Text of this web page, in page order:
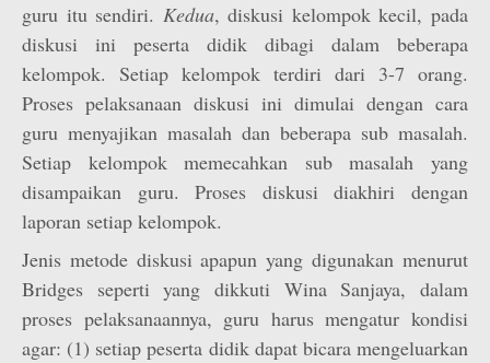
guru itu sendiri. Kedua, diskusi kelompok kecil, pada
diskusi ini peserta didik dibagi dalam beberapa
kelompok. Setiap kelompok terdiri dari 3-7 orang.
Proses pelaksanaan diskusi ini dimulai dengan cara
guru menyajikan masalah dan beberapa sub masalah.
Setiap kelompok memecahkan sub masalah yang
disampaikan guru. Proses diskusi diakhiri dengan
laporan setiap kelompok.
Jenis metode diskusi apapun yang digunakan menurut
Bridges seperti yang dikkuti Wina Sanjaya, dalam
proses pelaksanaannya, guru harus mengatur kondisi
agar: (1) setiap peserta didik dapat bicara mengeluarkan